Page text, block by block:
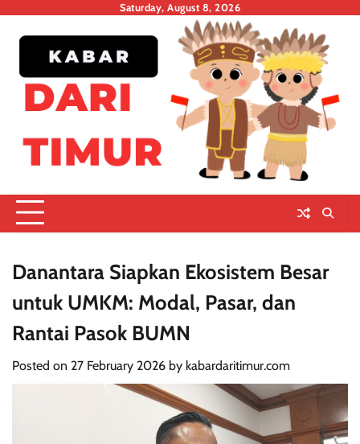
Saturday, August 8, 2026
Danantara Siapkan Ekosistem Besar
untuk UMKM: Modal, Pasar, dan
Rantai Pasok BUMN
Posted on 27 February 2026 by kabardaritimur.com